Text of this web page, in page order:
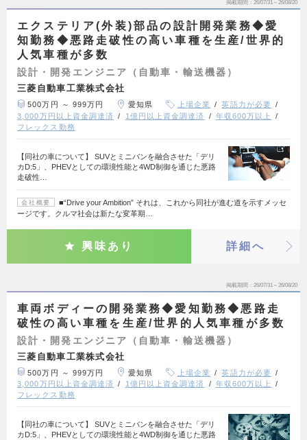
掲載期間 26/07/31～26/08/20
エクステリア(外装)部品の設計開発業務◆愛
知勤務◆悪路走破性の高い車種を生産/世界的
人気車種が多数
設計・開発エンジニア（自動車・輸送機器）
三菱自動車工業株式会社
500万円 ～ 999万円 愛知県 上場企業
英語力が必要
3,000万円以上資金調達済
1億円以上資金調達済
年収600万以上
フレックス勤務
【同社の車について】 SUVとミニバンを融合させた「デリ
カD:5」、PHEVとしての環境性能と4WD制御を通じた悪路
走破性…
会社概要
■“Drive your Ambition” それは、これから同社が進む道を示すメッセ
ージです。クルマ社会は新たな変革期…
興味あり 詳細へ
掲載期間 26/07/31～26/08/20
車両ボディーの開発業務◆愛知勤務◆悪路走
破性の高い車種を生産/世界的人気車種が多数
設計・開発エンジニア（自動車・輸送機器）
三菱自動車工業株式会社
500万円 ～ 999万円 愛知県 上場企業
英語力が必要
3,000万円以上資金調達済
1億円以上資金調達済
年収600万以上
フレックス勤務
【同社の車について】 SUVとミニバンを融合させた「デリ
カD:5」、PHEVとしての環境性能と4WD制御を通じた悪路